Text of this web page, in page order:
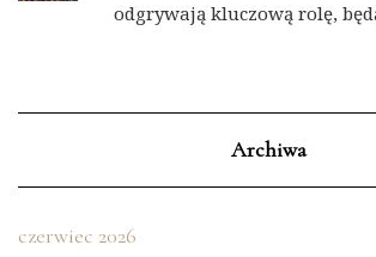
odgrywają kluczową rolę,
Archiwa
czerwiec 2026